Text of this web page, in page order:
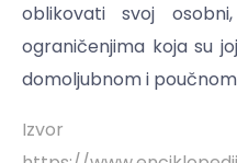
oblikovati svoj
ograničenjima koja su
domoljubnom i
Izvor